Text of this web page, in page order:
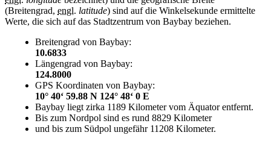
(Breitengrad, engl. latitude) sind auf die Winkelsekunde ermittelte
Werte, die sich auf das Stadtzentrum von Baybay beziehen.
Breitengrad von Baybay:
10.6833
Längengrad von Baybay:
124.8000
GPS Koordinaten von Baybay:
10° 40‘ 59.88 N 124° 48‘ 0 E
Baybay liegt zirka 1189 Kilometer vom Äquator entfernt.
Bis zum Nordpol sind es rund 8829 Kilometer
und bis zum Südpol ungefähr 11208 Kilometer.